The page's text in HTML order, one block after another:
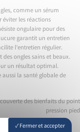
comme un sérum
les réactions
ongulaire pour des
garantit un entretien
l’entretien régulier.
ongles sains et beaux.
un résultat optimal.
aussi la santé globale de
des bienfaits du point
pression pied
Fermer et accepter